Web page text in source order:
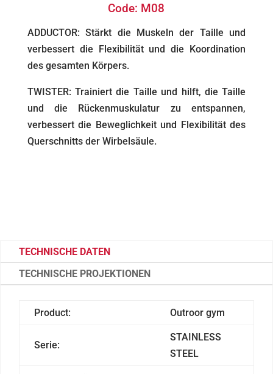
Code: M08
ADDUCTOR: Stärkt die Muskeln der Taille und
verbessert die Flexibilität und die Koordination
des gesamten Körpers.
TWISTER: Trainiert die Taille und hilft, die Taille
und die Rückenmuskulatur zu entspannen,
verbessert die Beweglichkeit und Flexibilität des
Querschnitts der Wirbelsäule.
TECHNISCHE DATEN
TECHNISCHE PROJEKTIONEN
Product: Outroor gym
Serie:
STAINLESS
STEEL